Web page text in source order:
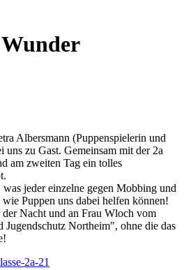
Albersmann (Puppenspielerin und
uns zu Gast. Gemeinsam mit der 2a
am zweiten Tag ein tolles
jeder einzelne gegen Mobbing und
Puppen uns dabei helfen können!
Nacht und an Frau Wloch vom
Northeim", ohne die das